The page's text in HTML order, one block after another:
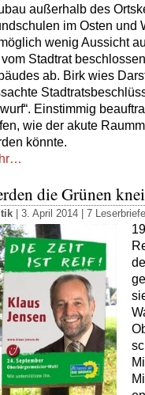
außerhalb des
im Osten und
wenig Aussicht
Stadtrat
ab. Birk wies
Einstimmig
wie der akute
könnte.
die Grünen
| 3. April 2014 | 7